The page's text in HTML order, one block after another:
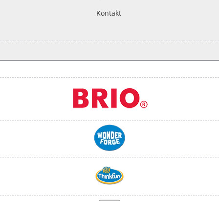
Kontakt